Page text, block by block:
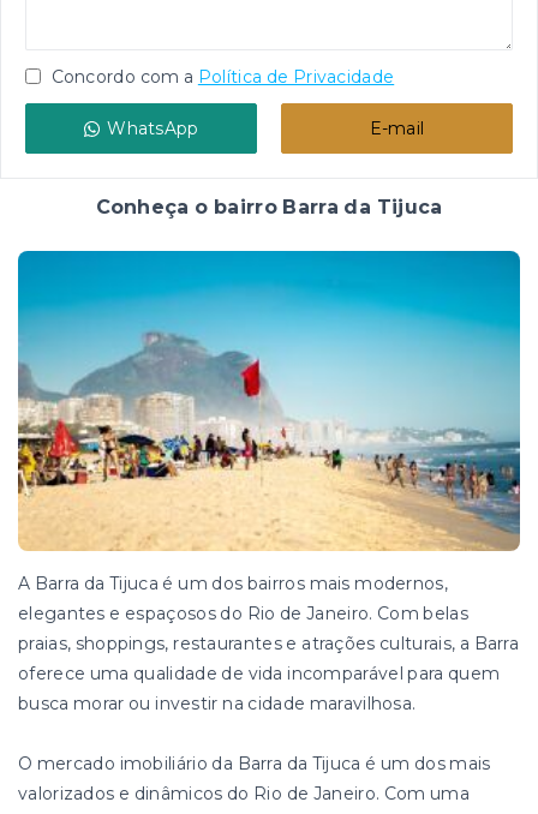
Concordo com a Política de Privacidade
WhatsApp E-mail
Conheça o bairro Barra da Tijuca
A Barra da Tijuca é um dos bairros mais modernos,
elegantes e espaçosos do Rio de Janeiro. Com belas
praias, shoppings, restaurantes e atrações culturais, a Barra
oferece uma qualidade de vida incomparável para quem
busca morar ou investir na cidade maravilhosa.
O mercado imobiliário da Barra da Tijuca é um dos mais
valorizados e dinâmicos do Rio de Janeiro. Com uma